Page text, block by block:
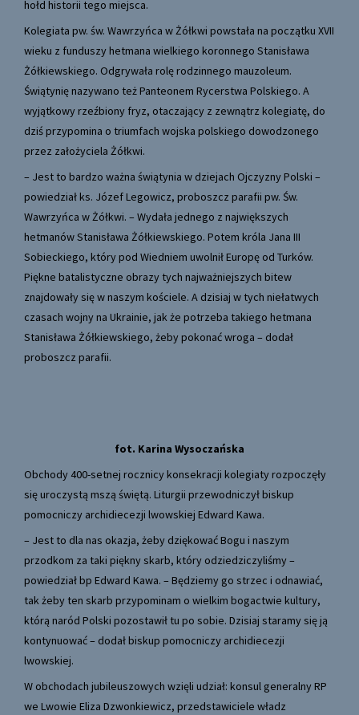
hołd historii tego miejsca.
Kolegiata pw. św. Wawrzyńca w Żółkwi powstała na początku XVII
wieku z funduszy hetmana wielkiego koronnego Stanisława
Żółkiewskiego. Odgrywała rolę rodzinnego mauzoleum.
Świątynię nazywano też Panteonem Rycerstwa Polskiego. A
wyjątkowy rzeźbiony fryz, otaczający z zewnątrz kolegiatę, do
dziś przypomina o triumfach wojska polskiego dowodzonego
przez założyciela Żółkwi.
– Jest to bardzo ważna świątynia w dziejach Ojczyzny Polski –
powiedział ks. Józef Legowicz, proboszcz parafii pw. Św.
Wawrzyńca w Żółkwi. – Wydała jednego z największych
hetmanów Stanisława Żółkiewskiego. Potem króla Jana III
Sobieckiego, który pod Wiedniem uwolnił Europę od Turków.
Piękne batalistyczne obrazy tych najważniejszych bitew
znajdowały się w naszym kościele. A dzisiaj w tych niełatwych
czasach wojny na Ukrainie, jak że potrzeba takiego hetmana
Stanisława Żółkiewskiego, żeby pokonać wroga – dodał
proboszcz parafii.
fot. Karina Wysoczańska
Obchody 400-setnej rocznicy konsekracji kolegiaty rozpoczęły
się uroczystą mszą świętą. Liturgii przewodniczył biskup
pomocniczy archidiecezji lwowskiej Edward Kawa.
– Jest to dla nas okazja, żeby dziękować Bogu i naszym
przodkom za taki piękny skarb, który odziedziczyliśmy –
powiedział bp Edward Kawa. – Będziemy go strzec i odnawiać,
tak żeby ten skarb przypominam o wielkim bogactwie kultury,
którą naród Polski pozostawił tu po sobie. Dzisiaj staramy się ją
kontynuować – dodał biskup pomocniczy archidiecezji
lwowskiej.
W obchodach jubileuszowych wzięli udział: konsul generalny RP
we Lwowie Eliza Dzwonkiewicz, przedstawiciele władz